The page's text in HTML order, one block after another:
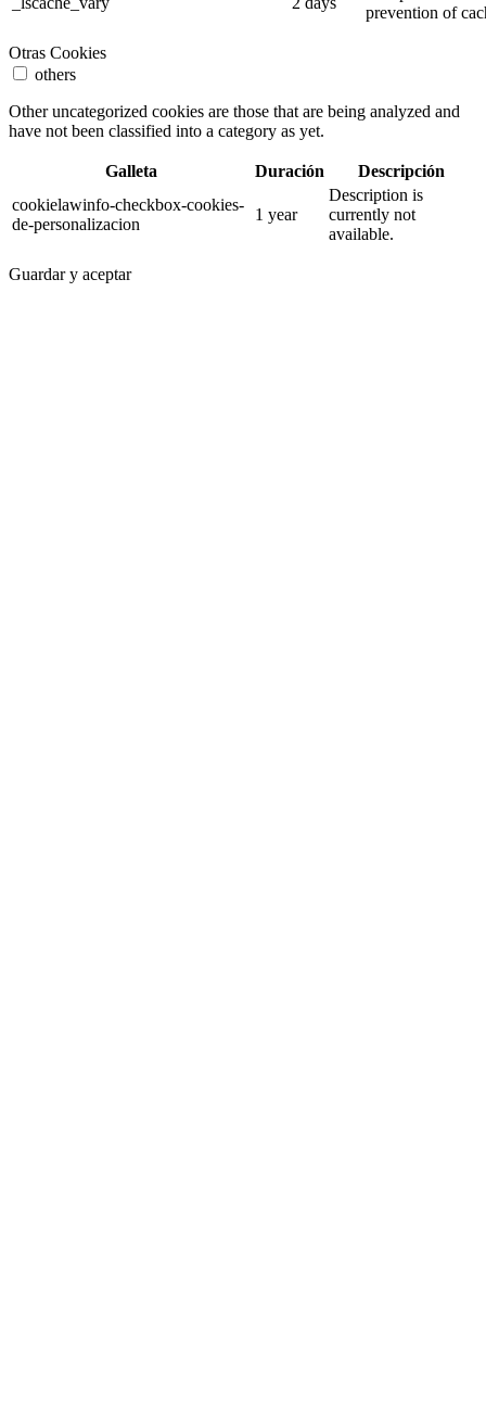
prevention of
Otras Cookies
others
Other uncategorized cookies are those that are being analyzed and
have not been classified into a category as yet.
Galleta Duración
Descripción
cookielawinfo-checkbox-cookies-
de-personalizacion
1 year
Description is
currently not
available.
Guardar y aceptar